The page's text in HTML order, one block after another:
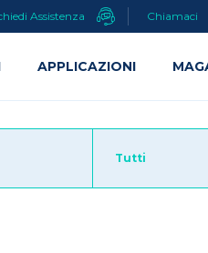
Tutti
Assistenza Chiamaci
APPLICAZIONI